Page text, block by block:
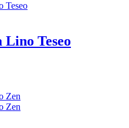
Teseo